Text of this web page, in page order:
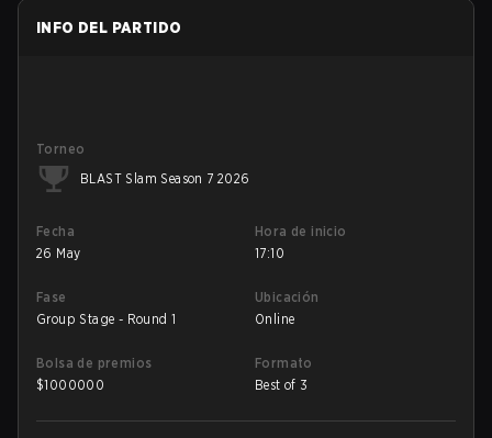
INFO DEL PARTIDO
Torneo
BLAST Slam Season 7 2026
Fecha
26 May
Hora de inicio
17:10
Fase
Group Stage - Round 1
Ubicación
Online
Bolsa de premios
$1000000
Formato
Best of 3